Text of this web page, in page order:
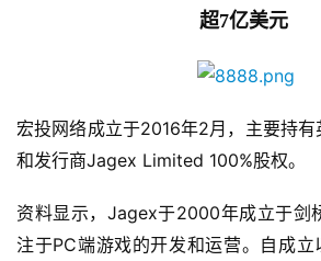
游
原
创
超7亿美元
宏投网络成立于2016年2月，主要持有
和发行商Jagex Limited 100%股权。
资料显示， Jagex于2000年成立于剑
注于PC端游戏的开发和运营。自成